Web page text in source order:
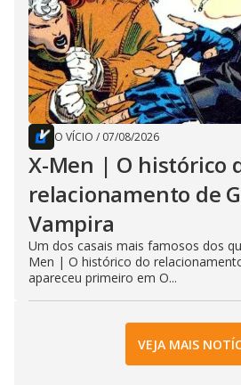
O VÍCIO / 07/08/2026
X-Men | O histórico
relacionamento de
Vampira
Um dos casais mais famosos dos
Men | O histórico do
apareceu primeiro em O...
VEJA MAIS